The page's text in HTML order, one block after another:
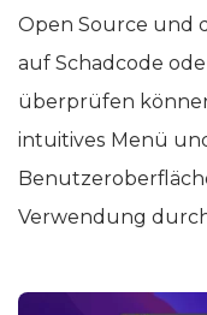
Open Source und
auf Schadcode
überprüfen
intuitives Menü
Verwendung